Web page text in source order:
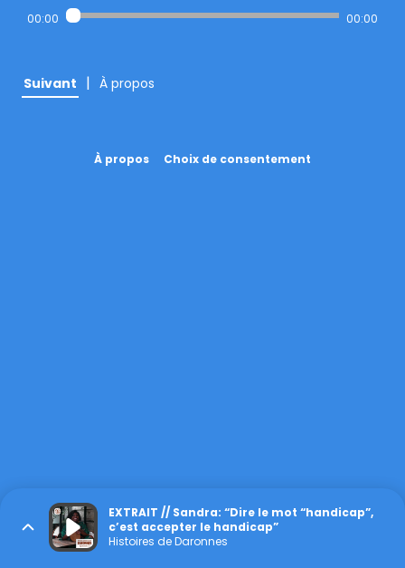
00:00 00:00
Suivant | À propos
À propos Choix de consentement
EXTRAIT // Sandra: “Dire le mot “handicap”,
c’est accepter le handicap”
Histoires de Daronnes